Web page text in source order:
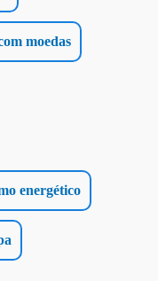
moedas
energético